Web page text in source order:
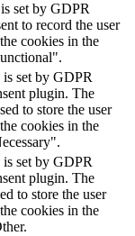
set by GDPR
to record the user
cookies in the
set by GDPR
plugin. The
to store the user
cookies in the
set by GDPR
plugin. The
to store the user
cookies in the